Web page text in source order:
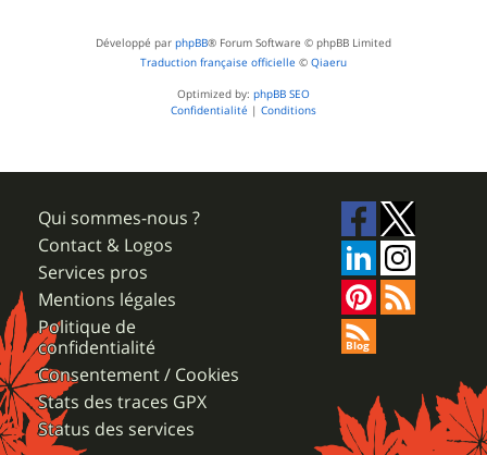
Développé par phpBB® Forum Software © phpBB Limited
Traduction française officielle © Qiaeru
Optimized by: phpBB SEO
Confidentialité | Conditions
Qui sommes-nous ?
Contact & Logos
Services pros
Mentions légales
Politique de
confidentialité
Consentement / Cookies
Stats des traces GPX
Status des services